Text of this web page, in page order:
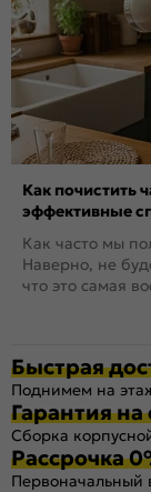
Как почистить
эффективные
Как часто мы
Наверно, не
что это самая
Быстрая
Поднимем на
Гарантия на
Сборка
Рассрочка
Первоначальный